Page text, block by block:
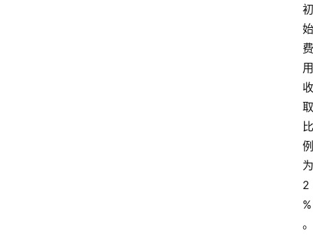
初
始
费
用
收
取
比
例
为
2
%
。